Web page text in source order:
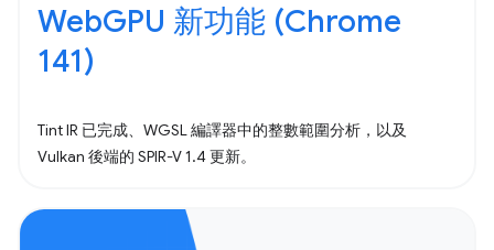
WebGPU 新功能 (Chrome
141)
Tint IR 已完成、WGSL 編譯器中的整數範圍分析，以及
Vulkan 後端的 SPIR-V 1.4 更新。